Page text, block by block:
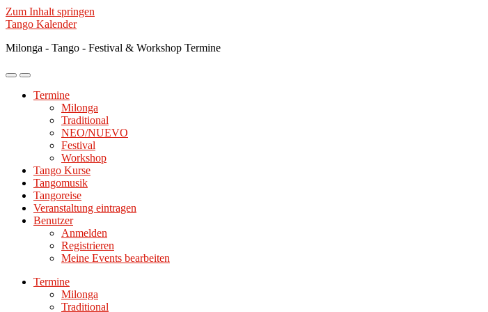
Zum Inhalt springen
Tango Kalender
Milonga - Tango - Festival & Workshop Termine
Mobile-
ein-/ausblenden
Suchfeld
ein-/ausblenden
Termine
Milonga
Traditional
NEO/NUEVO
Festival
Workshop
Tango Kurse
Tangomusik
Tangoreise
Veranstaltung eintragen
Benutzer
Anmelden
Registrieren
Meine Events bearbeiten
Termine
Milonga
Traditional